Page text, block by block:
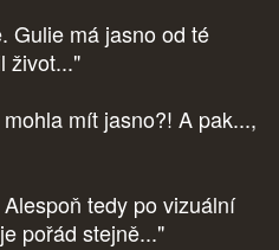
Gulie má jasno od té
život..."
mít jasno?! A pak...,
tedy po vizuální
pořád stejně..."